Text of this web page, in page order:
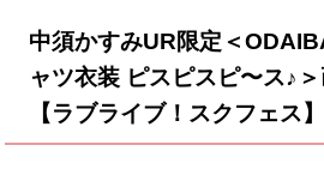
中須かすみUR限定＜
ャツ衣装 ピスピスピ〜ス♪
【ラブライブ！スクフェス】